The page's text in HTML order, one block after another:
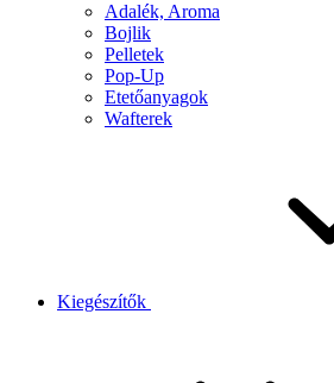
Adalék, Aroma
Bojlik
Pelletek
Pop-Up
Etetőanyagok
Wafterek
Kiegészítők